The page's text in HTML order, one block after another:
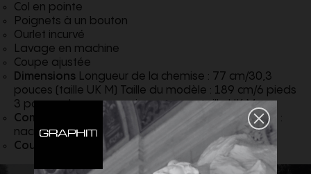
Col en pointe
Poignets à un bouton
Ourlet incurvé
Lavage en machine
Coupe ajustée
Dimensions ​​Longueur de la chemise : 77 cm/30,3
pouces (taille UK M) Taille du modèle : 189 cm/6 pieds
3 pouces. Le mannequin porte une taille UK M
Composition
96% coton, 4% élasthanne Boutons :
nacre Importé
Couleur